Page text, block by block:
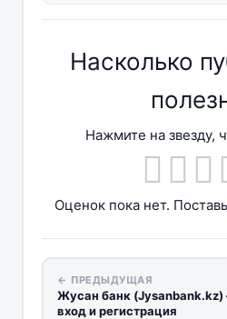
Насколько
Нажмите на звезду,
Оценок пока нет.
← ПРЕДЫДУЩАЯ
Жусан банк (Jysanbank.kz)
вход и регистрация